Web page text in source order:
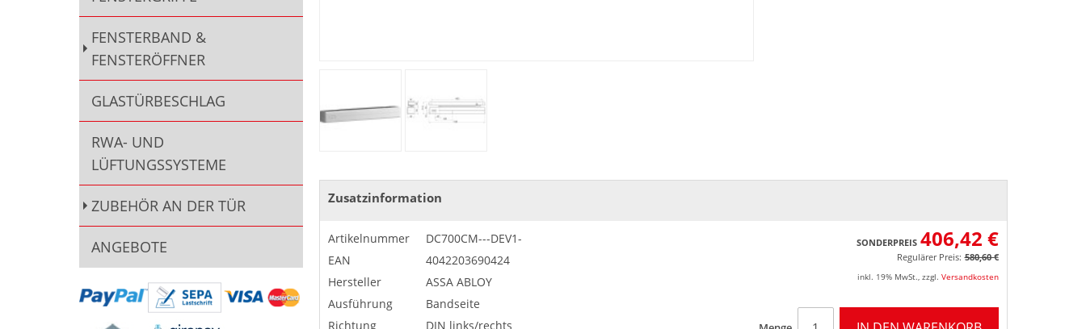
Zusatzinformation
Artikelnummer
DC700CM---DEV1-
EAN
4042203690424
Hersteller
ASSA ABLOY
Ausführung
Bandseite
Richtung
DIN links/rechts
SONDERPREIS 406,42 €
Regulärer Preis: 580,60 €
inkl. 19% MwSt. zzgl. Versandkosten
FENSTERBAND &
FENSTERÖFFNER
GLASTÜRBESCHLAG
RWA- UND
LÜFTUNGSSYSTEME
ZUBEHÖR AN DER TÜR
ANGEBOTE